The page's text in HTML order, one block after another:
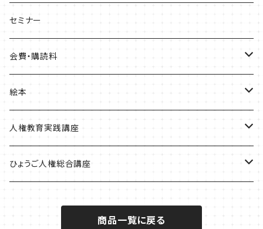
ひょうご部落解放
人権歴史マップ
淡路・神戸増補版
播磨版
はじめてみよう！これからの部落問題学習
人権政策マップ報告書
セミナー
会費・購読料
正会員会費
特別会員会費
賛助会費
絵本
ともだちのにおい
かめたろう
人権教育実践講座
単体申込
ひょうご人権総合講座
商品一覧に戻る